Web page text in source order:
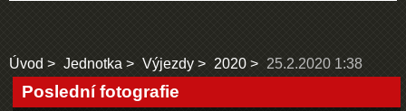
Úvod Jednotka Výjezdy 2020 25.2.2020 1:38
Poslední fotografie